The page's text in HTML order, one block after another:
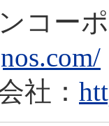
コー
社：